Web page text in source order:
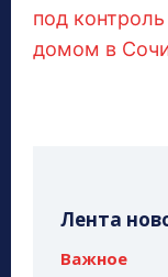
под
домом в
Лента
Важное